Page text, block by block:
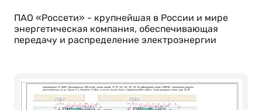
ПАО «Россети» - крупнейшая в России и мире
энергетическая компания, обеспечивающая
передачу и распределение электроэнергии